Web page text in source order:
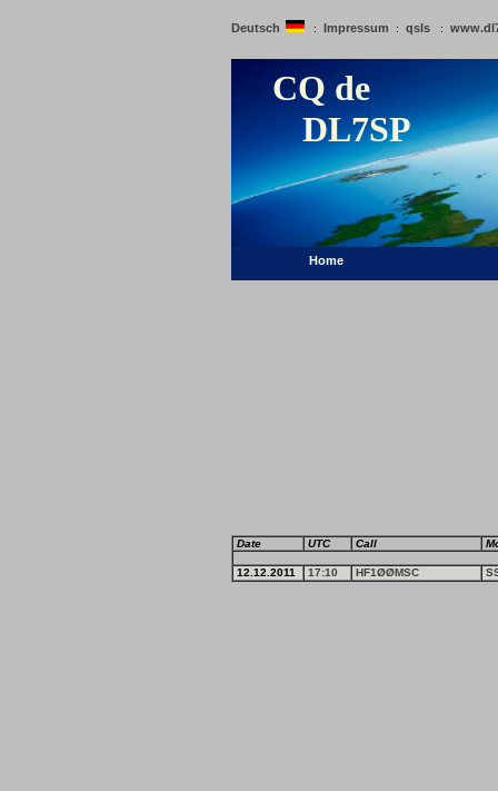
Deutsch : Impressum : qsls :
CQ de
DL7SP
Home
Date UTC Call
12.12.2011 17:10 HF1ØØMSC